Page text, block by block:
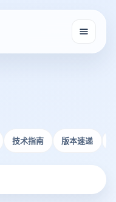
技术指南 版本速递